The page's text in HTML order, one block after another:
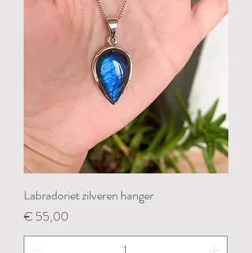
Labradoriet zilveren hanger
Prijs
€ 55,00